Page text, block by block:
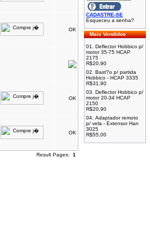
OK
OK
OK
Result Pages: 1
CADASTRE-SE
Esqueceu a senha?
Mais Vendidos
01. Deflector Hobbico p/
motor 35-75 HCAP
2175
R$20,90
02. Bast?o p/ partida
Hobbico - HCAP 3335
R$31,90
03. Deflector Hobbico p/
motor 20-34 HCAP
2150
R$20,90
04. Adaptador remoto
p/ vela - Extensor Han
3025
R$55,00